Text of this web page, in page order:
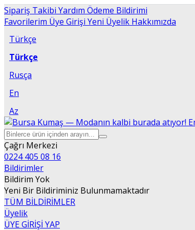
Sipariş Takibi Yardım Ödeme Bildirimi
Favorilerim Üye Girişi Yeni Üyelik Hakkımızda
Türkçe
Türkçe
Rusça
En
Az
Çağrı Merkezi
0224 405 08 16
Bildirimler
Bildirim Yok
Yeni Bir Bildiriminiz Bulunmamaktadır
TÜM BİLDİRİMLER
Üyelik
ÜYE GİRİŞİ YAP